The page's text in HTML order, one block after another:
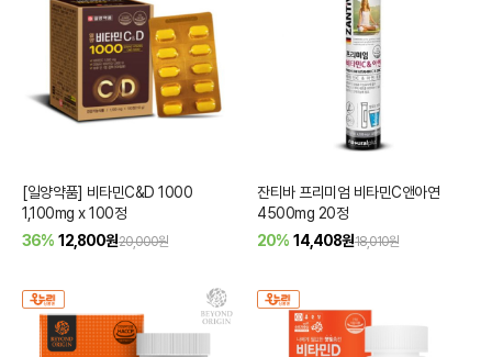
[일양약품] 비타민C&D 1000
1,100mg x 100정
36% 12,800원20,000원
잔티바 프리미엄 비타민C앤아연
4500mg 20정
20% 14,408원18,010원